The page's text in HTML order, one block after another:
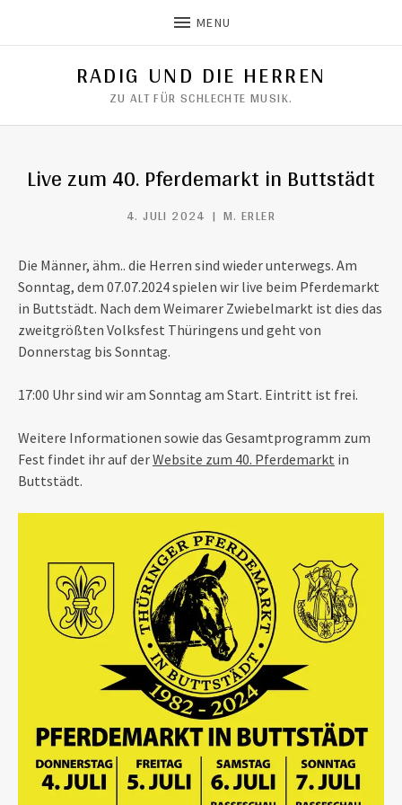
MENU
RADIG UND DIE HERREN
ZU ALT FÜR SCHLECHTE MUSIK.
Live zum 40. Pferdemarkt in Buttstädt
4. JULI 2024 M. ERLER
Die Männer, ähm.. die Herren sind wieder unterwegs. Am
Sonntag, dem 07.07.2024 spielen wir live beim Pferdemarkt
in Buttstädt. Nach dem Weimarer Zwiebelmarkt ist dies das
zweitgrößten Volksfest Thüringens und geht von
Donnerstag bis Sonntag.
17:00 Uhr sind wir am Sonntag am Start. Eintritt ist frei.
Weitere Informationen sowie das Gesamtprogramm zum
Fest findet ihr auf derWebsite zum 40. Pferdemarkt in
Buttstädt.